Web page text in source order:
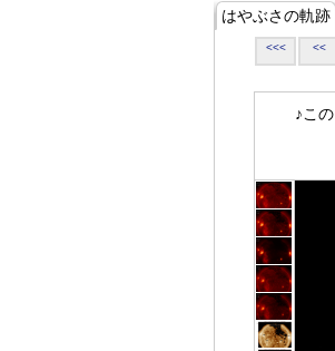
はやぶさの軌跡
<<< <<
♪この